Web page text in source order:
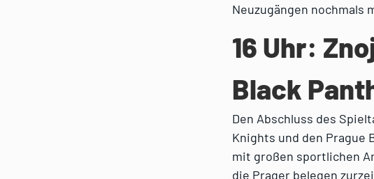
Neuzugängen nochmals
16 Uhr:
Black
Den Abschluss des
Knights und den Prague
mit großen sportlichen
die Prager belegen